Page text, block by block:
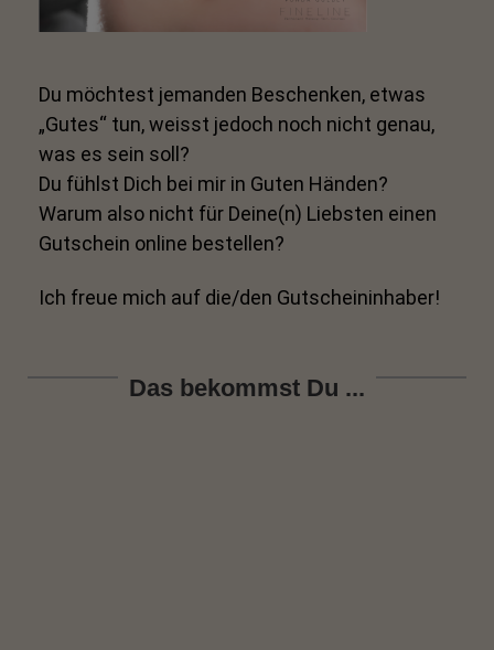
Du möchtest jemanden Beschenken, etwas
„Gutes“ tun, weisst jedoch noch nicht genau,
was es sein soll?
Du fühlst Dich bei mir in Guten Händen?
Warum also nicht für Deine(n) Liebsten einen
Gutschein online bestellen?
Ich freue mich auf die/den Gutscheininhaber!
Das bekommst Du ...